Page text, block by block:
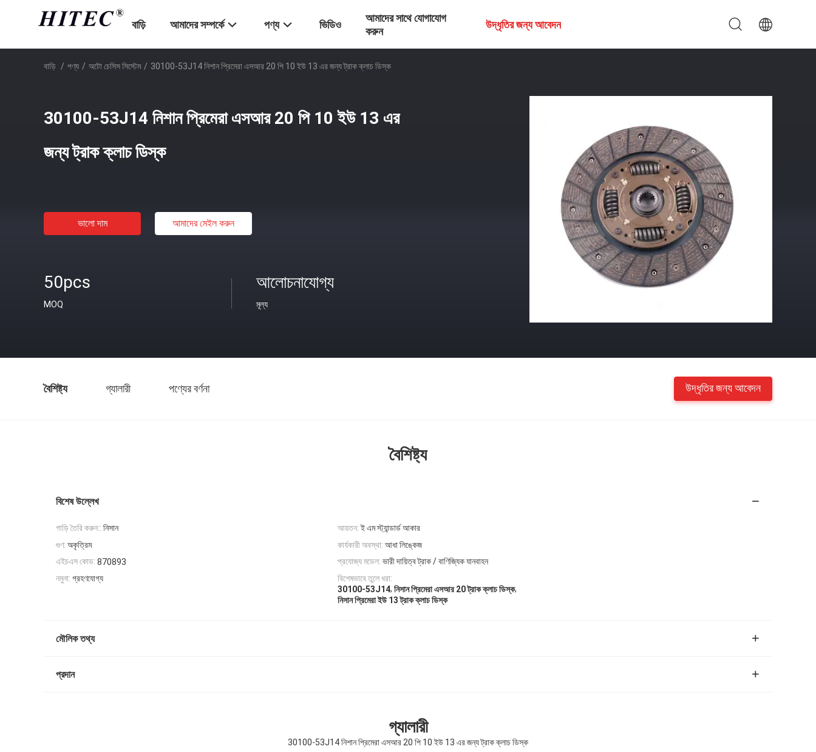
বাড়ি আমাদের সম্পর্কে পণ্য ভিডিও
আমাদের সাথে যোগাযোগ
করুন
উদ্ধৃতির জন্য আবেদন
বাড়ি / পণ্য / অটো চেসিস সিস্টেম / 30100-53J14 নিশান প্রিমেরা এসআর 20 পি 10 ইউ 13 এর জন্য ট্রাক ক্লাচ ডিস্ক
30100-53J14 নিশান প্রিমেরা এসআর 20 পি 10 ইউ 13 এর
জন্য ট্রাক ক্লাচ ডিস্ক
ভালো দাম আমাদের মেইল ​​করুন
50pcs
MOQ
আলোচনাযোগ্য
মূল্য
বৈশিষ্ট্য গ্যালারী পণ্যের বর্ণনা উদ্ধৃতির জন্য আবেদন
বৈশিষ্ট্য
বিশেষ উল্লেখ
গাড়ি তৈরি করুন:: নিসান আয়তন: ই এম স্ট্যান্ডার্ড আকার
গুণ: অকৃত্রিম কার্যকারী অবস্থা: আধা লিঙ্কেজ
এইচএস কোড: 870893 প্রযোজ্য মডেল: ভারী দায়িত্ব ট্রাক / বাণিজ্যিক যানবাহন
নমুনা: গ্রহণযোগ্য
বিশেষভাবে তুলে ধরা:
30100-53J14, নিসান প্রিমেরা এসআর 20 ট্রাক ক্লাচ ডিস্ক,
নিসান প্রিমেরা ইউ 13 ট্রাক ক্লাচ ডিস্ক
মৌলিক তথ্য
প্রদান
গ্যালারী
30100-53J14 নিশান প্রিমেরা এসআর 20 পি 10 ইউ 13 এর জন্য ট্রাক ক্লাচ ডিস্ক